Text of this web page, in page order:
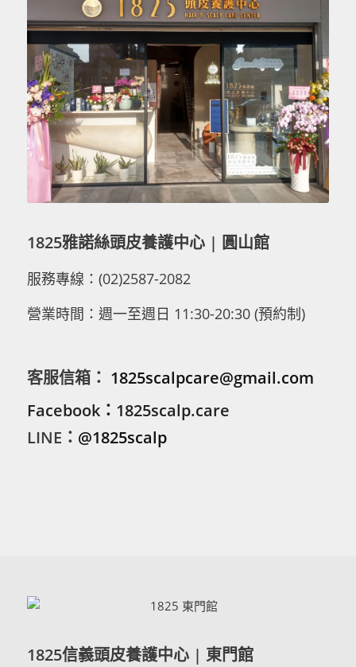
1825雅諾絲頭皮養護中心 | 圓山館
服務專線：(02)2587-2082
營業時間：週一至週日 11:30-20:30 (預約制)
客服信箱： 1825scalpcare@gmail.com
Facebook： 1825scalp.care
LINE ： @1825scalp
1825信義頭皮養護中心 | 東門館